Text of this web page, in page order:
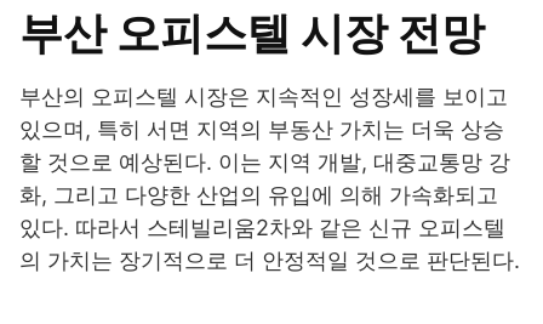
부산 오피스텔 시장 전망
부산의 오피스텔 시장은 지속적인 성장세를 보이고
있으며, 특히 서면 지역의 부동산 가치는 더욱 상승
할 것으로 예상된다. 이는 지역 개발, 대중교통망 강
화, 그리고 다양한 산업의 유입에 의해 가속화되고
있다. 따라서 스테빌리움2차와 같은 신규 오피스텔
의 가치는 장기적으로 더 안정적일 것으로 판단된다.